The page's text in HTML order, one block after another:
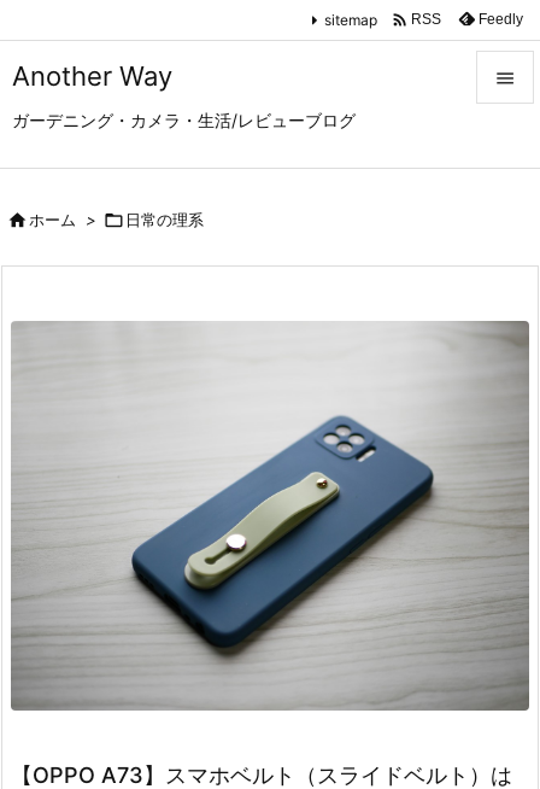
Another Way
ガーデニング・カメラ・生活/レビューブログ


次へ
sitemap  RSS Feedly
ホーム >  日常の理系
【OPPO A73】スマホベルト（スライドベルト）は